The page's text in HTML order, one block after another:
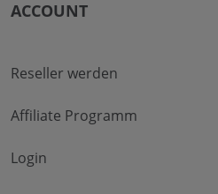
ACCOUNT
Reseller werden
Affiliate Programm
Login